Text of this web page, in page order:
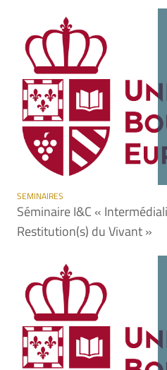
SEMINAIRES
Séminaire I&C «
Restitution(s) du Vivant »